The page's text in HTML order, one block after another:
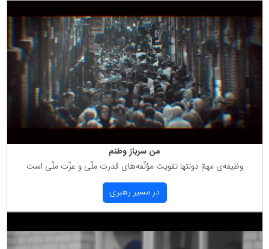
من سرباز وطنم
وظیفه‌ی مهمّ دولتها تقویت مؤلّفه‌های قدرت ملّی و عزّت ملّی است
در مسیر رهبری